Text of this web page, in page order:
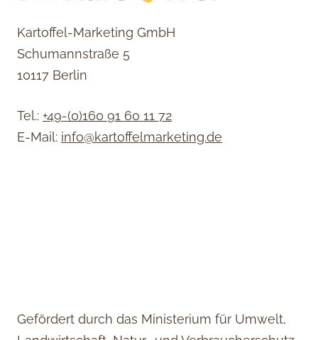
Kartoffel-Marketing GmbH
Schumannstraße 5
10117 Berlin
Tel.: +49-(0)160 91 60 11 72
E-Mail: info@kartoffelmarketing.de
Gefördert durch das Ministerium für Umwelt,